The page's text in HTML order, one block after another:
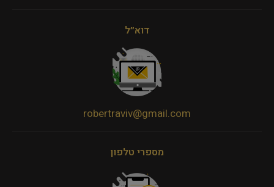
דוא״ל
robertraviv@gmail.com
מספרי טלפון